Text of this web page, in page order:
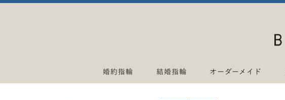
婚約指輪 結婚指輪 オーダーメイド